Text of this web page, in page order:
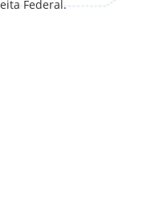
Federal.